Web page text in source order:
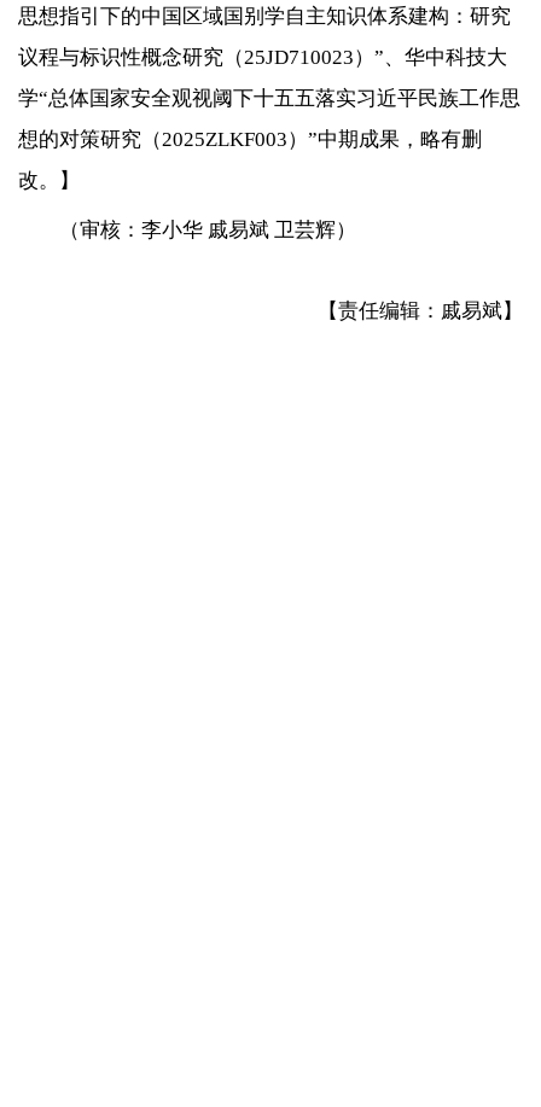
思想指引下的中国区域国别学自主知识体系建构：研究
议程与标识性概念研究（25JD710023）”、华中科技大
学“总体国家安全观视阈下十五五落实习近平民族工作思
想的对策研究（2025ZLKF003）”中期成果，略有删
改。
】
（审核：李小华 戚易斌 卫芸辉）
【责任编辑：戚易斌】